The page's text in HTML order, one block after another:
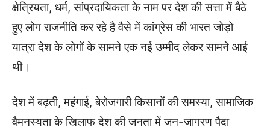
क्षेत्रियता, धर्म, सांप्रदायिकता के नाम पर देश की सत्ता में बैठे
हुए लोग राजनीति कर रहे है वैसे में कांग्रेस की भारत जोड़ो
यात्रा देश के लोगों के सामने एक नई उम्मीद लेकर सामने आई
थी।
देश में बढ़ती, महंगाई, बेरोजगारी किसानों की समस्या, सामाजिक
वैमनस्यता के खिलाफ देश की जनता में जन-जागरण पैदा